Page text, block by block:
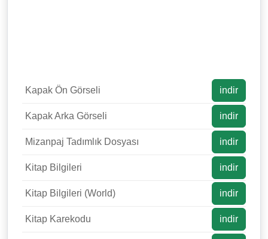
Kapak Ön Görseli indir
Kapak Arka Görseli indir
Mizanpaj Tadımlık Dosyası indir
Kitap Bilgileri indir
Kitap Bilgileri (World) indir
Kitap Karekodu indir